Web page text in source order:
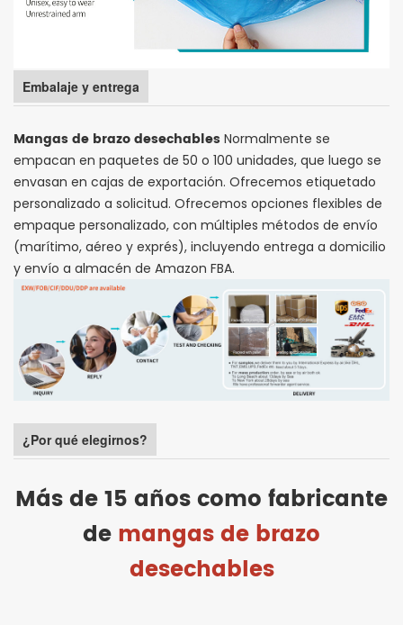
Embalaje y entrega
Mangas de brazo desechables Normalmente se
empacan en paquetes de 50 o 100 unidades, que luego se
envasan en cajas de exportación. Ofrecemos etiquetado
personalizado a solicitud. Ofrecemos opciones flexibles de
empaque personalizado, con múltiples métodos de envío
(marítimo, aéreo y exprés), incluyendo entrega a domicilio
y envío a almacén de Amazon FBA.
¿Por qué elegirnos?
Más de 15 años como fabricante
de mangas de brazo
desechables